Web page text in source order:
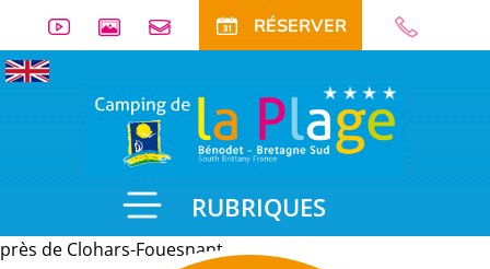
RÉSERVER
RUBRIQUES
près de Clohars-Fouesnant